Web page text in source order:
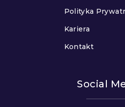
Polityka
Kariera
Kontakt
Social